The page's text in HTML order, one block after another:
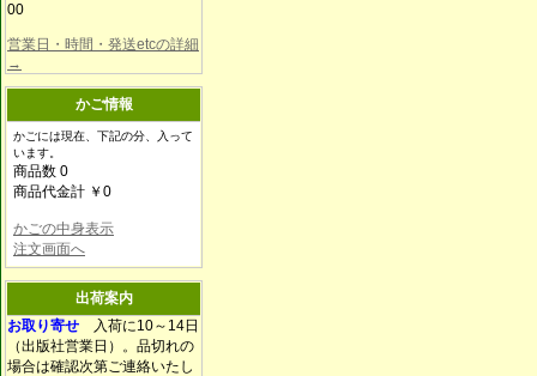
00
営業日・時間・発送etcの詳細
→
かご情報
かごには現在、下記の分、入って
います。
商品数 0
商品代金計 ￥0
かごの中身表示
注文画面へ
出荷案内
お取り寄せ 入荷に10～14日
（出版社営業日）。品切れの
場合は確認次第ご連絡いたし